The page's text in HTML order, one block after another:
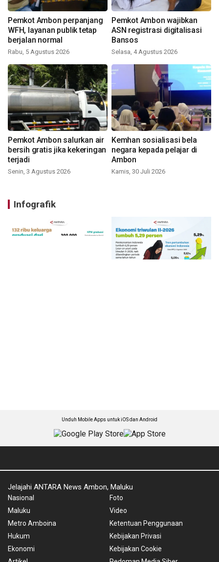
Pemkot Ambon perpanjang
WFH, layanan publik tetap
berjalan normal
Rabu, 5 Agustus 2026
Pemkot Ambon wajibkan
ASN registrasi digitalisasi
Bansos
Selasa, 4 Agustus 2026
Pemkot Ambon salurkan air
bersih gratis jika kekeringan
terjadi
Senin, 3 Agustus 2026
Kemhan sosialisasi bela
negara kepada pelajar di
Ambon
Kamis, 30 Juli 2026
Infografik
Unduh Mobile Apps untuk iOS dan Android
Jelajahi ANTARA News Ambon, Maluku
Nasional
Maluku
Metro Amboina
Hukum
Ekonomi
Foto
Video
Ketentuan Penggunaan
Kebijakan Privasi
Kebijakan Cookie